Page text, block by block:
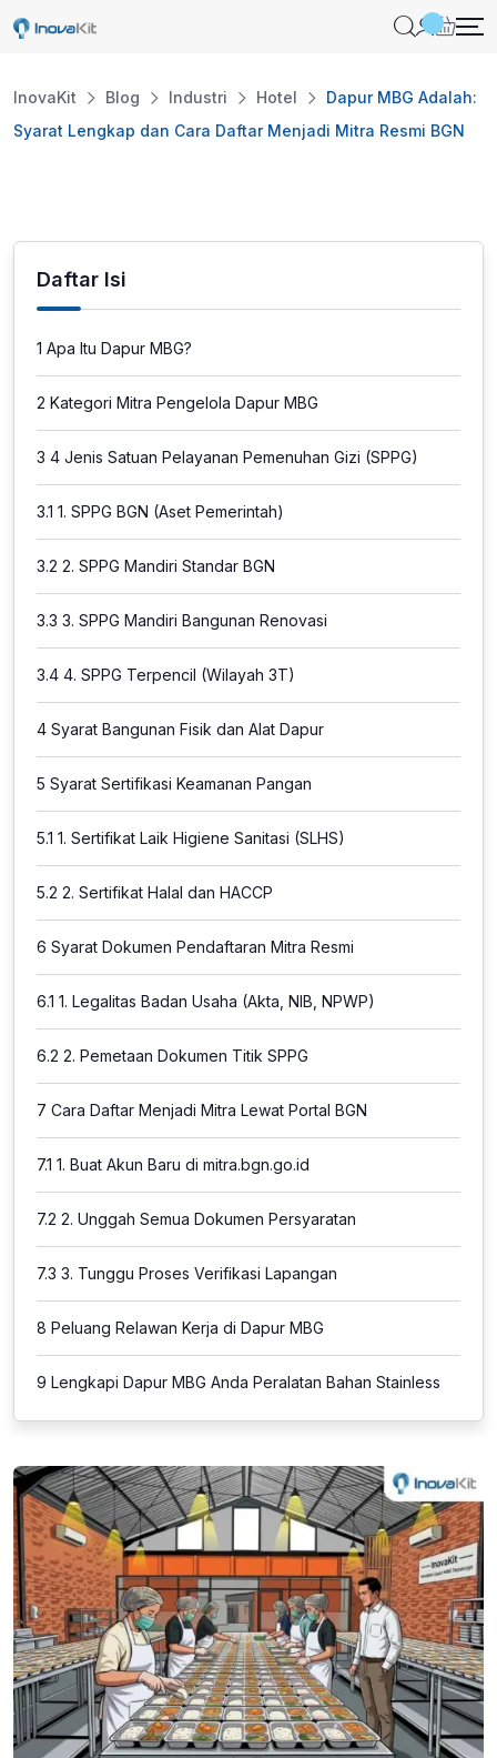
Skip
InovaKit Blog Industri Hotel
Dapur MBG Adalah:
Syarat Lengkap dan Cara Daftar Menjadi Mitra Resmi BGN
Daftar Isi
1 Apa Itu Dapur MBG?
2 Kategori Mitra Pengelola Dapur MBG
3 4 Jenis Satuan Pelayanan Pemenuhan Gizi (SPPG)
3.1 1. SPPG BGN (Aset Pemerintah)
3.2 2. SPPG Mandiri Standar BGN
3.3 3. SPPG Mandiri Bangunan Renovasi
3.4 4. SPPG Terpencil (Wilayah 3T)
4 Syarat Bangunan Fisik dan Alat Dapur
5 Syarat Sertifikasi Keamanan Pangan
5.1 1. Sertifikat Laik Higiene Sanitasi (SLHS)
5.2 2. Sertifikat Halal dan HACCP
6 Syarat Dokumen Pendaftaran Mitra Resmi
6.1 1. Legalitas Badan Usaha (Akta, NIB, NPWP)
6.2 2. Pemetaan Dokumen Titik SPPG
7 Cara Daftar Menjadi Mitra Lewat Portal BGN
7.1 1. Buat Akun Baru di mitra.bgn.go.id
7.2 2. Unggah Semua Dokumen Persyaratan
7.3 3. Tunggu Proses Verifikasi Lapangan
8 Peluang Relawan Kerja di Dapur MBG
9 Lengkapi Dapur MBG Anda Peralatan Bahan Stainless